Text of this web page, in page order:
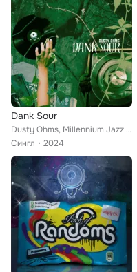
Dank Sour
Dusty Ohms, Millennium Jazz Music
Сингл
2024